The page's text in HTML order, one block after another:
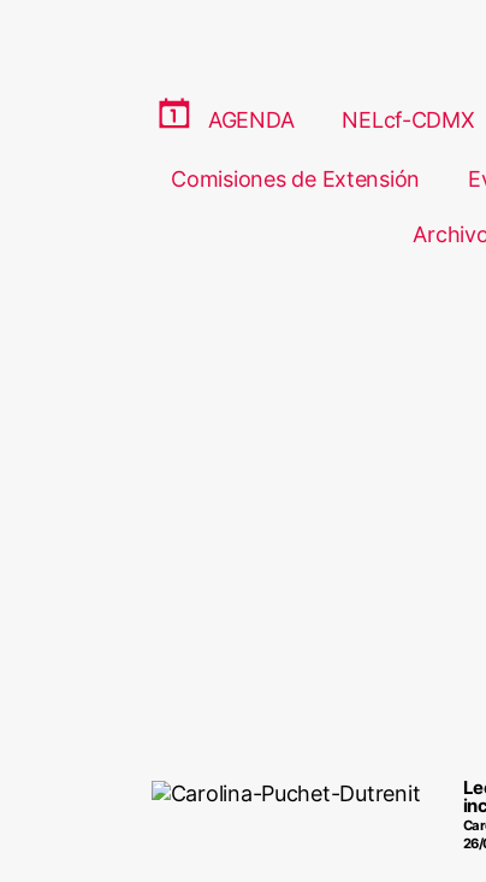
AGENDA NELcf-CDMX
Comisiones de Extensión